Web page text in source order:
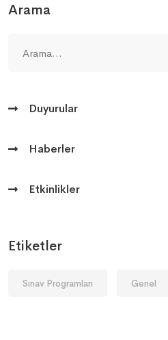
Arama
Duyurular
Haberler
Etkinlikler
Etiketler
Sınav Programları Genel